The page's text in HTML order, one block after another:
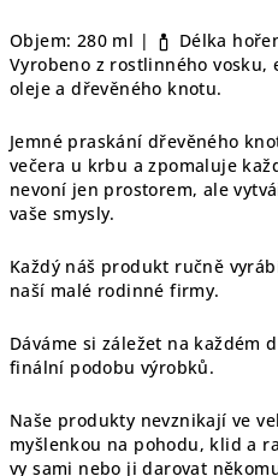
Objem: 280 ml |
Délka
Vyrobeno z rostlinného vosku,
oleje a dřevěného knotu.
Jemné praskání dřevěného
večera u krbu a zpomaluje
nevoní jen prostorem, ale
vaše smysly.
Každý náš produkt ručně
naší malé rodinné firmy.
Dáváme si záležet na každém
finální podobu výrobků.
Naše produkty nevznikají ve
myšlenkou na pohodu, klid a
vy sami nebo ji darovat